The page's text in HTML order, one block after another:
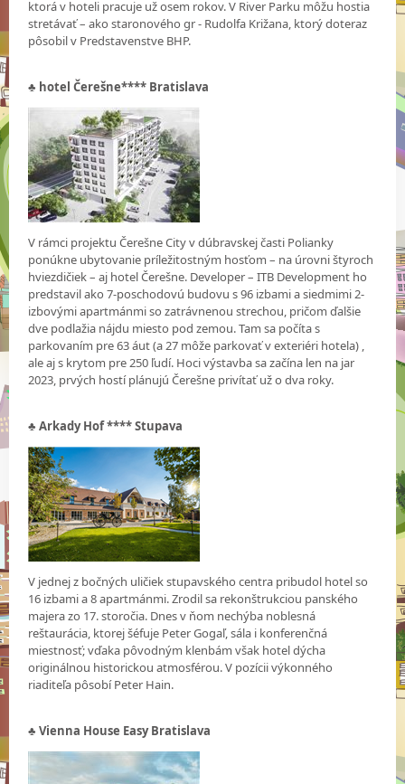
ktorá v hoteli pracuje už osem rokov. V River Parku môžu hostia
stretávať – ako staronového gr - Rudolfa Križana, ktorý doteraz
pôsobil v Predstavenstve BHP.
♣ hotel Čerešne**** Bratislava
V rámci projektu Čerešne City v dúbravskej časti Polianky
ponúkne ubytovanie príležitostným hosťom – na úrovni štyroch
hviezdičiek – aj hotel Čerešne. Developer – ITB Development ho
predstavil ako 7-poschodovú budovu s 96 izbami a siedmimi 2-
izbovými apartmánmi so zatrávnenou strechou, pričom ďalšie
dve podlažia nájdu miesto pod zemou. Tam sa počíta s
parkovaním pre 63 áut (a 27 môže parkovať v exteriéri hotela) ,
ale aj s krytom pre 250 ľudí. Hoci výstavba sa začína len na jar
2023, prvých hostí plánujú Čerešne privítať už o dva roky.
♣Arkady Hof **** Stupava
V jednej z bočných uličiek stupavského centra pribudol hotel so
16 izbami a 8 apartmánmi. Zrodil sa rekonštrukciou panského
majera zo 17. storočia. Dnes v ňom nechýba noblesná
reštaurácia, ktorej šéfuje Peter Gogaľ, sála i konferenčná
miestnosť; vďaka pôvodným klenbám však hotel dýcha
originálnou historickou atmosférou. V pozícii výkonného
riaditeľa pôsobí Peter Hain.
♣ Vienna House Easy Bratislava